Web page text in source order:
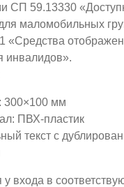
СП 59.13330
маломобильных
«Средства
инвалидов».
300×100 мм
ПВХ-пластик
текст с
у входа в